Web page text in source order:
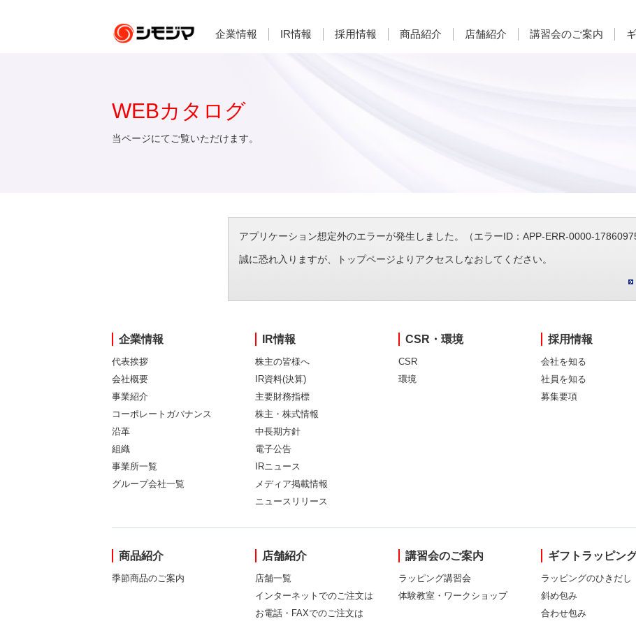
企業情報
IR情報 採用情報 商品紹介 店舗紹介 講習会のご案内
WEBカタログ
当ページにてご覧いただけます。
アプリケーション想定外のエラーが発生しました。（エラーID：APP-ERR-0000-
誠に恐れ入りますが、トップページよりアクセスしなおしてください。
企業情報
代表挨拶
会社概要
事業紹介
コーポレートガバナンス
沿革
組織
事業所一覧
グループ会社一覧
IR情報
株主の皆様へ
IR資料(決算)
主要財務指標
株主・株式情報
中長期方針
電子公告
IRニュース
メディア掲載情報
ニュースリリース
CSR・環境
CSR
環境
採用情報
会社を知る
社員を知る
募集要項
商品紹介
季節商品のご案内
店舗紹介
店舗一覧
インターネットでのご注文は
お電話・FAXでのご注文は
講習会のご案内
ラッピング講習会
体験教室・ワークショップ
ギフトラッピン
ラッピングのひきだし
斜め包み
合わせ包み